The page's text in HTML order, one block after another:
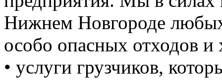
Нижнем Новгороде
особо опасных отходов и
• услуги грузчиков,